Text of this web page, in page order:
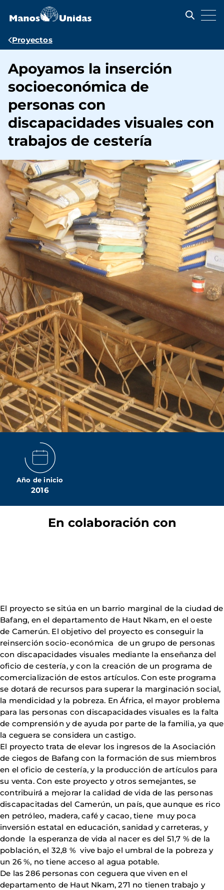
contenido
Ruta
navegación
Proyectos
Apoyamos la inserción
socioeconómica de
personas con
discapacidades visuales con
trabajos de cestería
Año de inicio
2016
En colaboración con
El proyecto se sitúa en un barrio marginal de la ciudad de
Bafang, en el departamento de Haut Nkam, en el oeste
de Camerún. El objetivo del proyecto es conseguir la
reinserción socio-económica de un grupo de personas
con discapacidades visuales mediante la enseñanza del
oficio de cestería, y con la creación de un programa de
comercialización de estos artículos. Con este programa
se dotará de recursos para superar la marginación social,
la mendicidad y la pobreza. En África, el mayor problema
para las personas con discapacidades visuales es la falta
de comprensión y de ayuda por parte de la familia, ya que
la ceguera se considera un castigo.
El proyecto trata de elevar los ingresos de la Asociación
de ciegos de Bafang con la formación de sus miembros
en el oficio de cestería, y la producción de artículos para
su venta. Con este proyecto y otros semejantes, se
contribuirá a mejorar la calidad de vida de las personas
discapacitadas del Camerún, un país, que aunque es rico
en petróleo, madera, café y cacao, tiene muy poca
inversión estatal en educación, sanidad y carreteras, y
donde la esperanza de vida al nacer es del 51,7 % de la
población, el 32,8 % vive bajo el umbral de la pobreza y
un 26 %, no tiene acceso al agua potable.
De las 286 personas con ceguera que viven en el
departamento de Haut Nkam, 271 no tienen trabajo y